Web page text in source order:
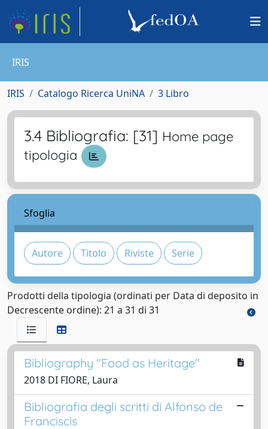
IRIS
IRIS Catalogo Ricerca UniNA 3 Libro
3.4 Bibliografia: [31] Home page
tipologia
Sfoglia
Prodotti della tipologia (ordinati per Data di deposito in
Decrescente ordine): 21 a 31 di 31
Bibliography "Food as Heritage"
2018 DI FIORE, Laura
Bibliografia degli scritti di Alfonso de
Franciscis